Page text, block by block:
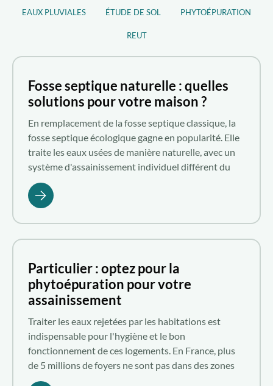
Qui sommes-nous ?
Nous rejoindre
FR
EAUX PLUVIALES ÉTUDE DE SOL PHYTOÉPURATION
REUT
Fosse septique naturelle : quelles
solutions pour votre maison ?
En remplacement de la fosse septique classique, la
fosse septique écologique gagne en popularité. Elle
traite les eaux usées de manière naturelle, avec un
système d'assainissement individuel différent du
processus conventionnel. Voici la solution naturelle
et innovante des fosses septiques proposée par
Aquatiris.
Particulier : optez pour la
phytoépuration pour votre
assainissement
Traiter les eaux rejetées par les habitations est
indispensable pour l'hygiène et le bon
fonctionnement de ces logements. En France, plus
de 5 millions de foyers ne sont pas dans des zones
raccordées au réseau public d'assainissement.